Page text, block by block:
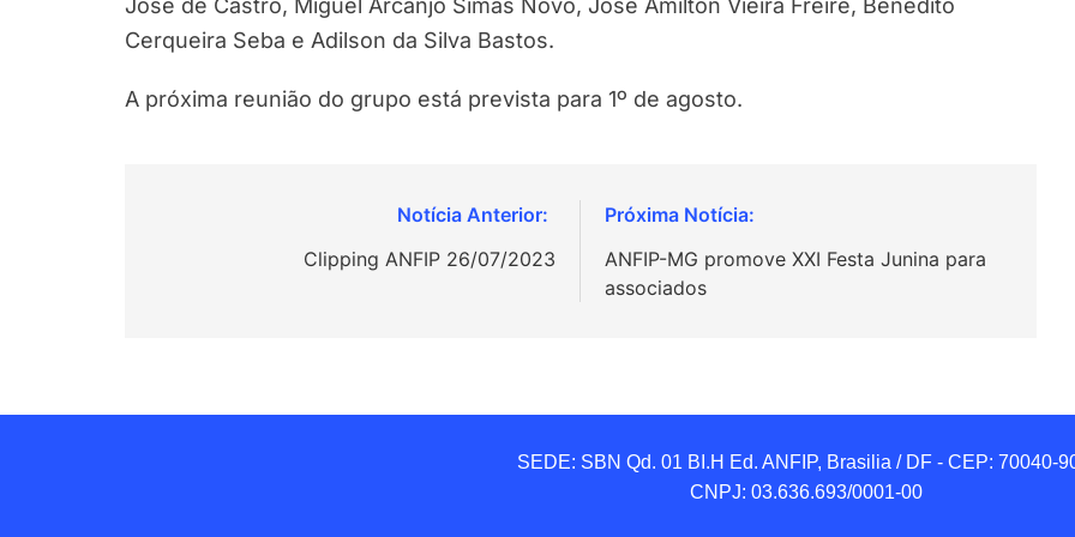
José de Castro, Miguel Arcanjo Simas Nôvo, José Amilton Vieira Freire, Benedito
Cerqueira Seba e Adilson da Silva Bastos.
A próxima reunião do grupo está prevista para 1º de agosto.
Clipping ANFIP 26/07/2023
ANFIP-MG promove XXI Festa Junina para
associados
SEDE: SBN Qd. 01 BI.H Ed. ANFIP, Brasilia / DF - CEP: 70040-
CNPJ: 03.636.693/0001-00